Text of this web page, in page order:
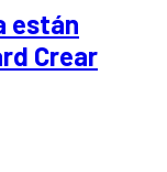
están
Crear